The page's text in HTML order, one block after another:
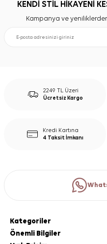
KENDİ STİL HİKAYENİ
Kampanya ve
2249 TL Üzeri
Ücretsiz Kargo
Kredi Kartına
4 Taksit İmkanı
Kategoriler
Önemli Bilgiler